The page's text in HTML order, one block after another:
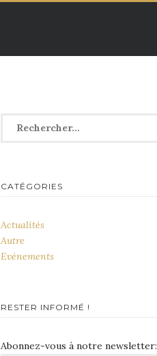
CATÉGORIES
Actualités
Autre
Evénements
RESTER INFORMÉ !
Abonnez-vous à notre newsletter: